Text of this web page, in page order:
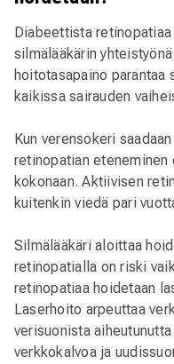
Diabeettista
silmälääkärin
hoitotasapaino parantaa
kaikissa sairauden
Kun verensokeri
retinopatian eteneminen
kokonaan. Aktiivisen
kuitenkin viedä pari
Silmälääkäri aloittaa
retinopatialla on riski
retinopatiaa hoidetaan
Laserhoito arpeuttaa
verisuonista
verkkokalvoa ja